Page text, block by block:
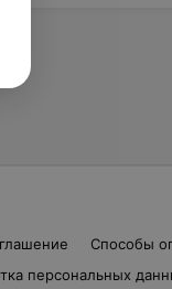
Способы
персональных